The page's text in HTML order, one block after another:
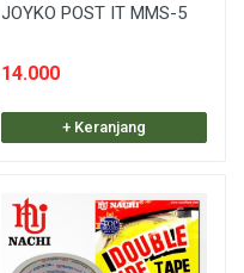
JOYKO POST IT MMS-5
14.000
+ Keranjang